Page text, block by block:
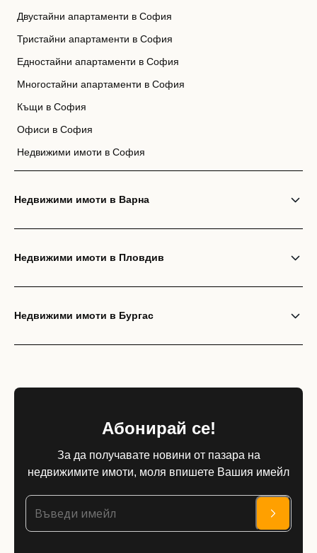
Двустайни апартаменти в София
Тристайни апартаменти в София
Едностайни апартаменти в София
Многостайни апартаменти в София
Къщи в София
Офиси в София
Недвижими имоти в София
Недвижими имоти в Варна
Недвижими имоти в Пловдив
Недвижими имоти в Бургас
Абонирай се!
За да получавате новини от пазара на
недвижимите имоти, моля впишете Вашия имейл